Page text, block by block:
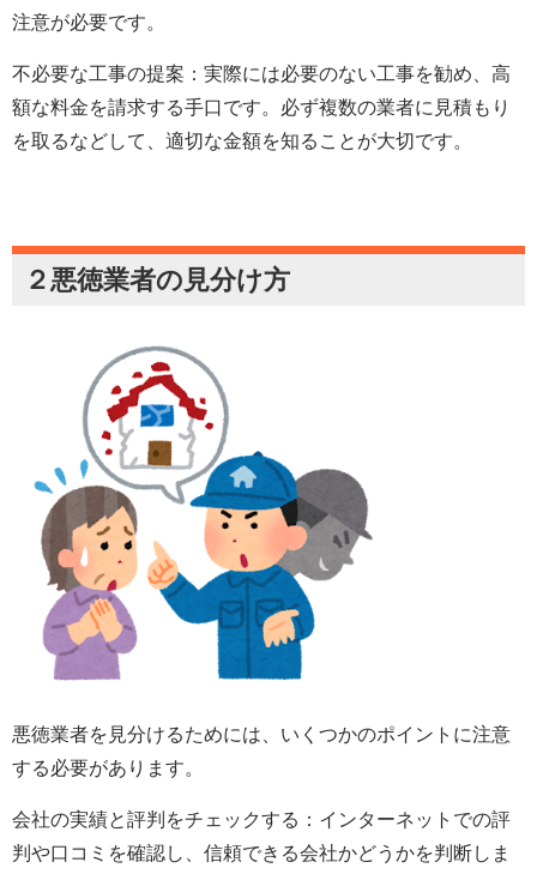
注意が必要です。
不必要な工事の提案：実際には必要のない工事を勧め、高
額な料金を請求する手口です。必ず複数の業者に見積もり
を取るなどして、適切な金額を知ることが大切です。
２悪徳業者の見分け方
悪徳業者を見分けるためには、いくつかのポイントに注意
する必要があります。
会社の実績と評判をチェックする：インターネットでの評
判や口コミを確認し、信頼できる会社かどうかを判断しま